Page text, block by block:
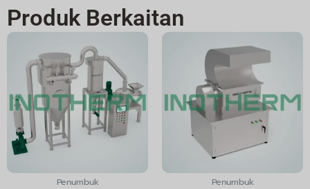
Produk Berkaitan
Penumbuk Penumbuk